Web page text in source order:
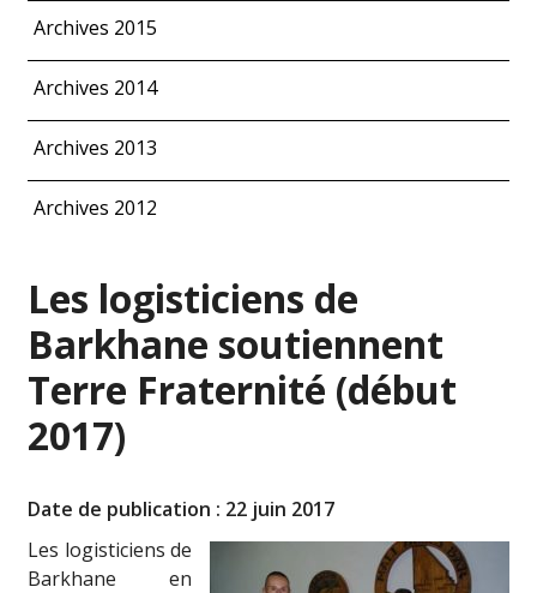
Archives 2015
Archives 2014
Archives 2013
Archives 2012
Les logisticiens de
Barkhane soutiennent
Terre Fraternité (début
2017)
Date de publication : 22 juin 2017
Les logisticiens de
Barkhane en